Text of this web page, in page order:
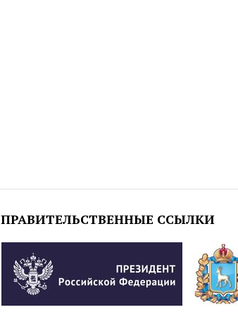
ПРАВИТЕЛЬСТВЕННЫЕ ССЫЛКИ